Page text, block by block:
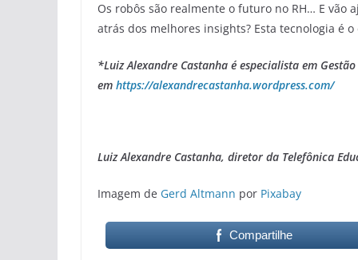
Os robôs são realmente o futuro no RH… E
atrás dos melhores insights? Esta tecnologia é
*Luiz Alexandre Castanha é especialista em
em https://alexandrecastanha.wordpress.com/
Luiz Alexandre Castanha, diretor da Telefônica
Imagem de Gerd Altmann por Pixabay
Compartilhe